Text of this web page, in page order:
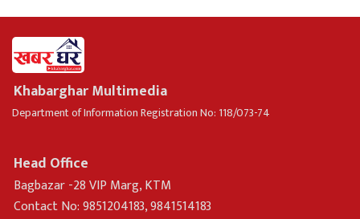
Khabarghar Multimedia
Department of Information Registration No: 118/073-74
Head Office
Bagbazar -28 VIP Marg, KTM
Contact No: 9851204183, 9841514183